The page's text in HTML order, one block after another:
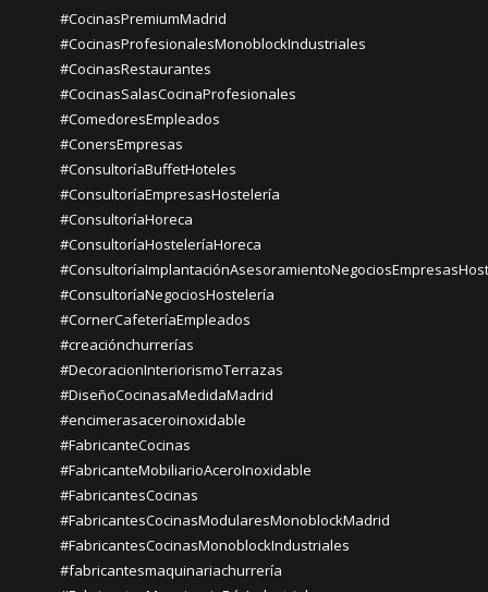
#CocinasPremiumMadrid
#CocinasProfesionalesMonoblockIndustriales
#CocinasRestaurantes
#CocinasSalasCocinaProfesionales
#ComedoresEmpleados
#ConersEmpresas
#ConsultoríaBuffetHoteles
#ConsultoríaEmpresasHostelería
#ConsultoríaHoreca
#ConsultoríaHosteleríaHoreca
#ConsultoríaNegociosHostelería
#CornerCafeteríaEmpleados
#creaciónchurrerías
#DecoracionInteriorismoTerrazas
#DiseñoCocinasaMedidaMadrid
#encimerasaceroinoxidable
#FabricanteCocinas
#FabricanteMobiliarioAceroInoxidable
#FabricantesCocinas
#FabricantesCocinasModularesMonoblockMadrid
#FabricantesCocinasMonoblockIndustriales
#fabricantesmaquinariachurrería